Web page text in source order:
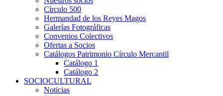
Círculo 500
Hermandad de los Reyes Magos
Galerías Fotográficas
Convenios Colectivos
Ofertas a Socios
Catálogos Patrimonio Círculo Mercantil
Catálogo 1
Catálogo 2
SOCIOCULTURAL
Noticias